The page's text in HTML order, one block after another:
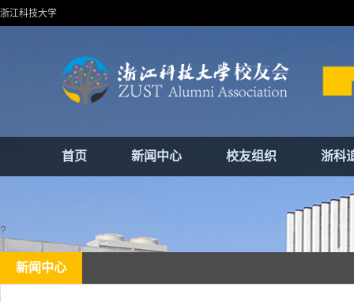
浙江科技大学
首页 新闻中心 校友组织 浙科
?
新闻中心